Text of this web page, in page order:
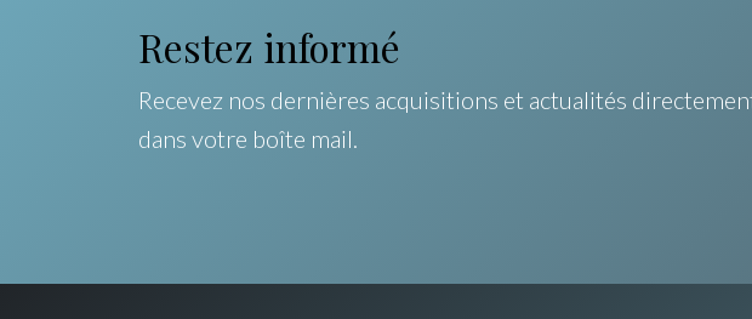
Restez informé
Recevez nos dernières acquisitions et actualités
dans votre boîte mail.